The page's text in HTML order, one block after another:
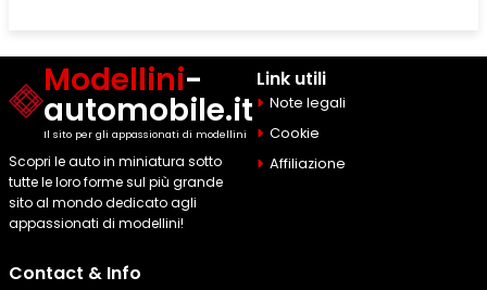
Modellini-
automobile.it
Il sito per gli appassionati di modellini
Scopri le auto in miniatura sotto
tutte le loro forme sul più grande
sito al mondo dedicato agli
appassionati di modellini!
Link utili
Note legali
Cookie
Affiliazione
Contact & Info